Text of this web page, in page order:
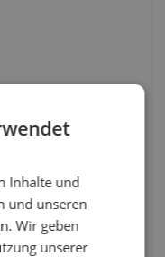
Inhalte und
und unseren
Wir geben
unserer